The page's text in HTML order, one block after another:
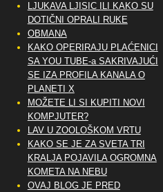
LJUKAVA LJISIC ILI KAKO SU
DOTIČNI OPRALI RUKE
OBMANA
KAKO OPERIRAJU PLAĆENICI
SA YOU TUBE-a SAKRIVAJUĆI
SE IZA PROFILA KANALA O
PLANETI X
MOŽETE LI SI KUPITI NOVI
KOMPJUTER?
LAV U ZOOLOŠKOM VRTU
KAKO SE JE ZA SVETA TRI
KRALJA POJAVILA OGROMNA
KOMETA NA NEBU
OVAJ BLOG JE PRED